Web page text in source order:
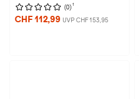
(0) 1
CHF 112,99 UVP CHF 153,95